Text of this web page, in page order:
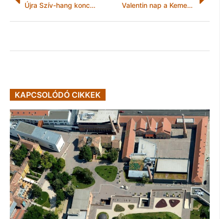
Újra Szív-hang koncert várandósoknak a Miskolci Szimfonikus Zenekarral Valentin nap a Kemencésben
KAPCSOLÓDÓ CIKKEK